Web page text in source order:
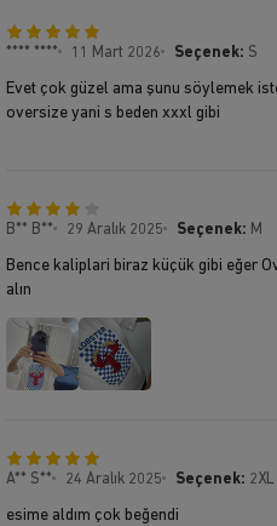
**** **** 11 Mart 2026 Seçenek: S
Evet çok güzel ama şunu söylemek
oversize yani s beden xxxl gibi
B** B** 29 Aralık 2025 Seçenek: M
Bence kaliplari biraz küçük gibi eğer
alın
A** S** 24 Aralık 2025 Seçenek: 2XL
esime aldım çok beğendi